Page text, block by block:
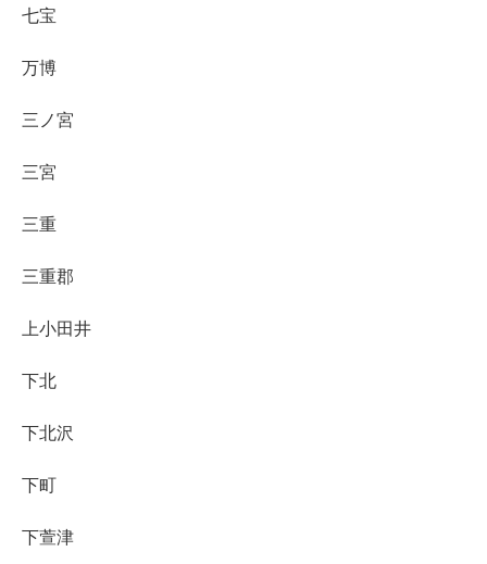
七宝
万博
三ノ宮
三宮
三重
三重郡
上小田井
下北
下北沢
下町
下萱津